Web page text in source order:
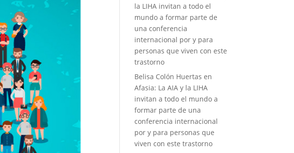
la LIHA invitan a todo el
mundo a formar parte de
una conferencia
internacional por y para
personas que viven con este
trastorno
Belisa Colón Huertas en
Afasia: La AIA y la LIHA
invitan a todo el mundo a
formar parte de una
conferencia internacional
por y para personas que
viven con este trastorno